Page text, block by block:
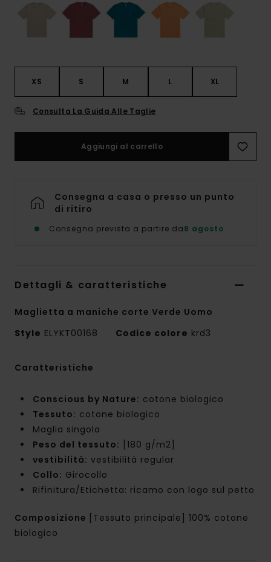
XS S M L XL
Consulta La Guida Alle Taglie
Aggiungi al carrello
Consegna a casa o presso un punto
di ritiro
Consegna prevista a partire da8 agosto
Dettagli & caratteristiche
Maglietta a maniche corte Verde Uomo
Style ELYKT00168 Codice colore krd3
Caratteristiche
Conscious by Nature: cotone biologico
Tessuto: cotone biologico
Maglia singola
Peso del tessuto: [180 g/m2]
vestibilità: vestibilità regular
Collo: Girocollo
Rifinitura/Etichetta: ricamo con logo sul petto
Composizione
[Tessuto principale] 100% cotone
biologico